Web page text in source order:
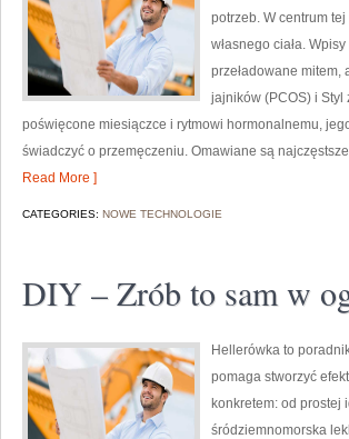
potrzeb. W centrum
własnego ciała.
przeładowane mitem,
jajników (PCOS) i Styl
poświęcone miesiączce i rytmowi hormonalnemu,
świadczyć o przemęczeniu. Omawiane są
Read More ]
CATEGORIES: NOWE TECHNOLOGIE
DIY – Zrób to sam w
Hellerówka to
pomaga stworzyć
konkretem: od prostej
śródziemnomorska